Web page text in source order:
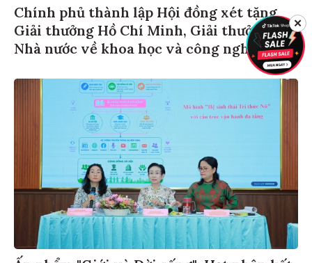
Chính phủ thành lập Hội đồng xét tặng
Giải thưởng Hồ Chí Minh, Giải thưởng
Nhà nước về khoa học và công nghệ
✕